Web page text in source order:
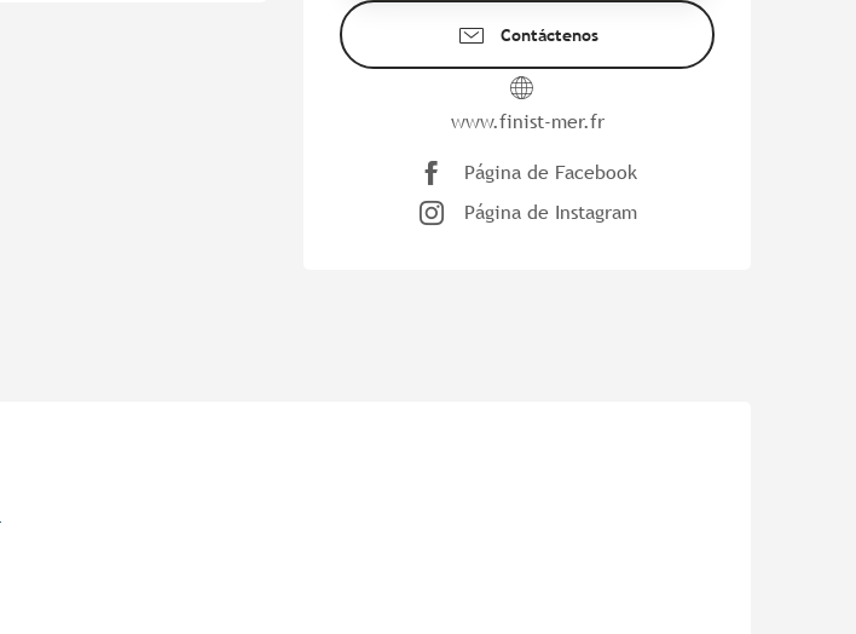
Contáctenos
www.finist-mer.fr
Página de Facebook
Página de Instagram